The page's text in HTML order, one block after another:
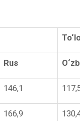
Rus
146,1
166,9